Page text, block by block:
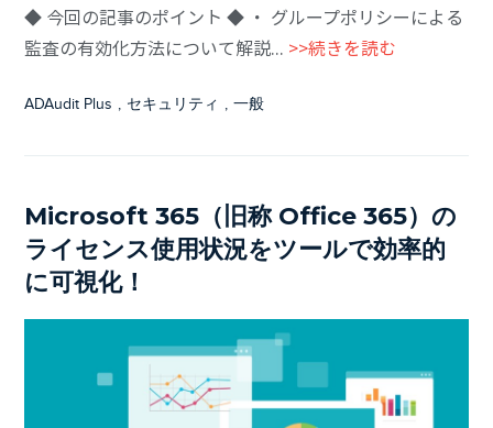
◆ 今回の記事のポイント ◆ ・ グループポリシーによる
監査の有効化方法について解説... >>続きを読む
ADAudit Plus , セキュリティ , 一般
Microsoft 365（旧称 Office 365）の
ライセンス使用状況をツールで効率的
に可視化！